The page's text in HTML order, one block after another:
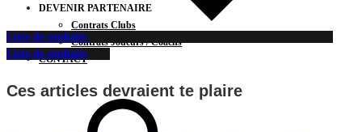
DEVENIR PARTENAIRE
Contrats Clubs
Contrats Joueurs / Coachs
CONTACT
Liste de souhaits
Liste de souhaits
Ces articles devraient te plaire